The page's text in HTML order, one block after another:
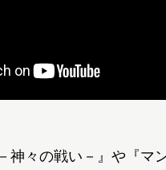
々の戦い－』や『マ